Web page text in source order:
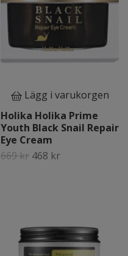
Lägg i varukorgen
Holika Holika Prime
Youth Black Snail Repair
Eye Cream
669 kr 468 kr